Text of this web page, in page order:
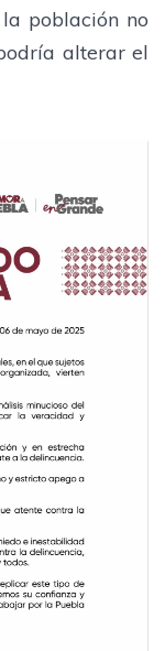
población no
alterar el